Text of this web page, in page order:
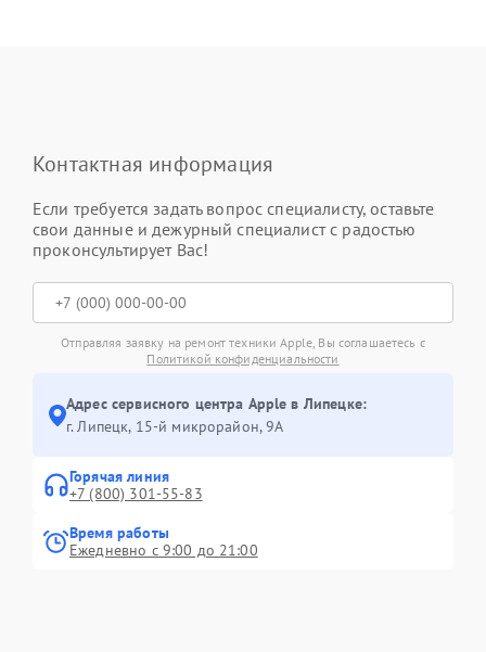
Контактная информация
Если требуется задать вопрос специалисту, оставьте
свои данные и дежурный специалист с радостью
проконсультирует Вас!
Отправляя заявку на ремонт техники Apple, Вы соглашаетесь с
Политикой конфиденциальности
Адрес сервисного центра Apple в Липецке:
г. Липецк, 15-й микрорайон, 9А
Горячая линия
+7 (800) 301-55-83
Время работы
Ежедневно с 9:00 до 21:00